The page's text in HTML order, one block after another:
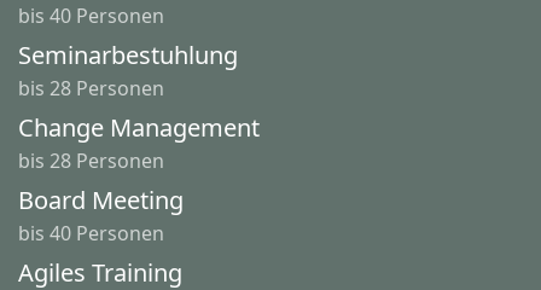
bis 40 Personen
Seminarbestuhlung
bis 28 Personen
Change Management
bis 28 Personen
Board Meeting
bis 40 Personen
Agiles Training